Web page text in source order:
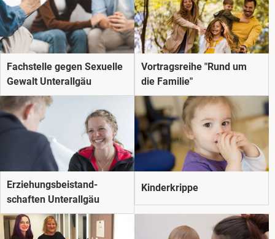
Fachstelle gegen Sexuelle
Gewalt Unterallgäu
Vortragsreihe "Rund um
die Familie"
Erziehungs­beistand­
schaften Unterallgäu
Kinderkrippe